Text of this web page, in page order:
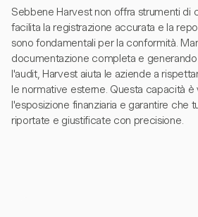
Sebbene Harvest non offra strumenti di
facilita la registrazione accurata e la
sono fondamentali per la conformità.
documentazione completa e
l'audit, Harvest aiuta le aziende a
le normative esterne. Questa capacità è
l'esposizione finanziaria e garantire che
riportate e giustificate con precisione.